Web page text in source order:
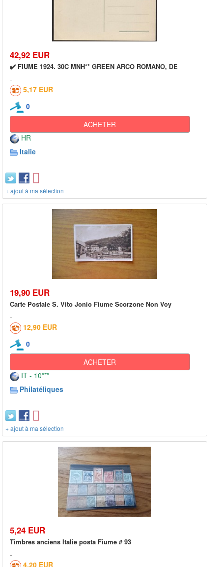
42,92 EUR
✔️ FIUME 1924. 30C MNH** GREEN ARCO ROMANO, DE
5,17 EUR
0
ACHETER
HR
Italie
+ ajout à ma sélection
19,90 EUR
Carte Postale S. Vito Jonio Fiume Scorzone Non Voy
12,90 EUR
0
ACHETER
IT - 10***
Philatéliques
+ ajout à ma sélection
5,24 EUR
Timbres anciens Italie posta Fiume # 93
4,20 EUR